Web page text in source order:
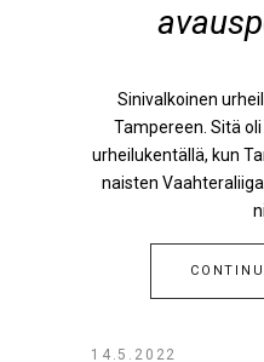
Sinivalkoinen
Tampereen. Sitä
urheilukentällä, kun
naisten
14.5.2022